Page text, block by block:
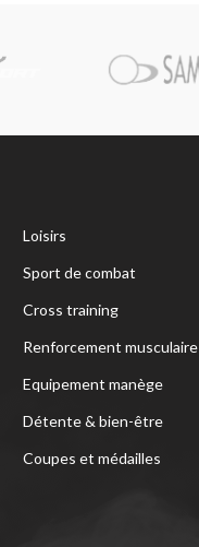
Loisirs
Sport de combat
Cross training
Renforcement musculaire
Equipement manège
Détente & bien-être
Coupes et médailles